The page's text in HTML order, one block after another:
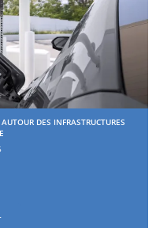
DES INFRASTRUCTURES